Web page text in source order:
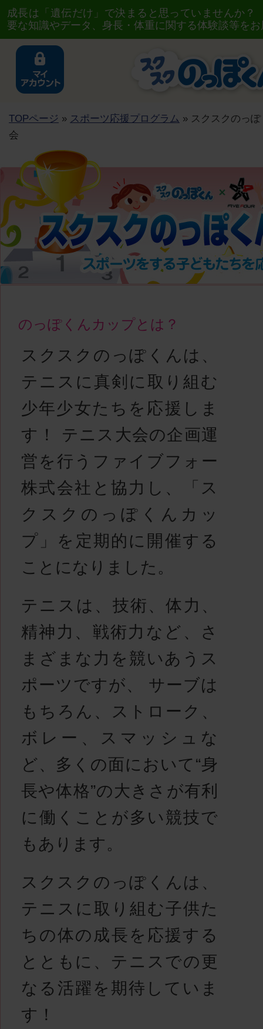
成長は「遺伝だけ」で決まると思っていませんか
要な知識やデータ、身長・体重に関する体験談等を
TOPページ » スポーツ応援プログラム » スクスクのっ
会
のっぽくんカップとは？
スクスクのっぽくんは、
テニスに真剣に取り組む
少年少女たちを応援しま
す！ テニス大会の企画運
営を行うファイブフォー
株式会社と協力し、「ス
クスクのっぽくんカッ
プ」を定期的に開催する
ことになりました。
テニスは、技術、体力、
精神力、戦術力など、さ
まざまな力を競いあうス
ポーツですが、 サーブは
もちろん、ストローク、
ボレー、スマッシュな
ど、多くの面において“身
長や体格”の大きさが有利
に働くことが多い競技で
もあります。
スクスクのっぽくんは、
テニスに取り組む子供た
ちの体の成長を応援する
とともに、テニスでの更
なる活躍を期待していま
す！